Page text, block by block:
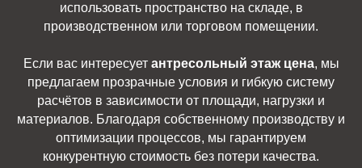
использовать пространство на складе, в
производственном или торговом помещении.
Если вас интересует антресольный этаж цена, мы
предлагаем прозрачные условия и гибкую систему
расчётов в зависимости от площади, нагрузки и
материалов. Благодаря собственному производству и
оптимизации процессов, мы гарантируем
конкурентную стоимость без потери качества.